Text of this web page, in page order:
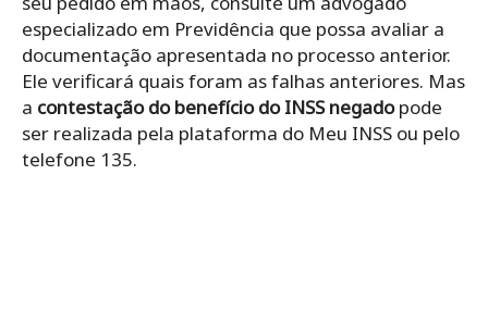
especializado em Previdência que possa avaliar a
documentação apresentada no processo anterior.
Ele verificará quais foram as falhas anteriores. Mas
a contestação do benefício do INSS negadopode
ser realizada pela plataforma do Meu INSS ou pelo
telefone 135.